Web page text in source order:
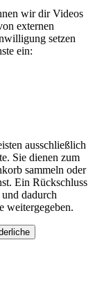
wir dir Videos
externen
setzen
ein:
ausschließlich
Sie dienen zum
sammeln oder
Ein Rückschluss
dadurch
weitergegeben.